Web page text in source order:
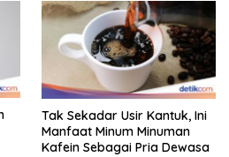
Tak Sekadar Usir Kantuk, Ini
Manfaat Minum Minuman
Kafein Sebagai Pria Dewasa